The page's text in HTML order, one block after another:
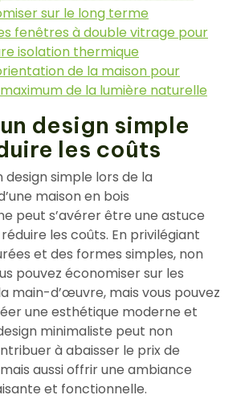
sur le long terme
fenêtres à double vitrage pour
isolation thermique
de la maison pour
de la lumière naturelle
design simple
les coûts
simple lors de la
maison en bois
peut s’avérer être une astuce
les coûts. En privilégiant
et des formes simples, non
pouvez économiser sur les
main-d’œuvre, mais vous pouvez
une esthétique moderne et
minimaliste peut non
à abaisser le prix de
aussi offrir une ambiance
et fonctionnelle.